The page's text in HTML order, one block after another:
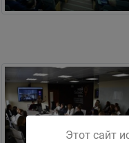
Этот сайт